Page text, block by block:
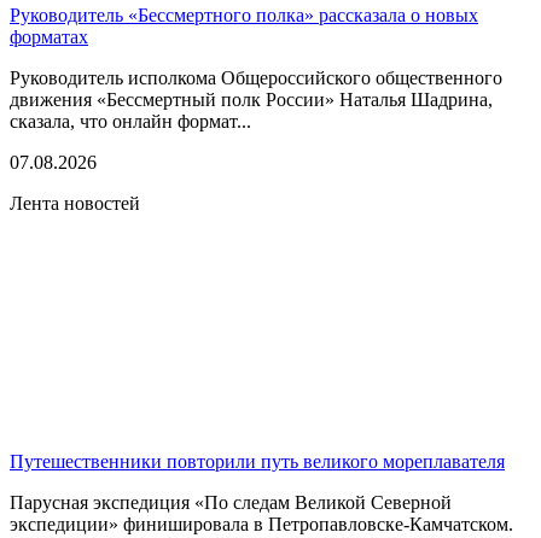
Руководитель «Бессмертного полка» рассказала о новых
форматах
Руководитель исполкома Общероссийского общественного
движения «Бессмертный полк России» Наталья Шадрина,
сказала, что онлайн формат...
07.08.2026
Лента новостей
Путешественники повторили путь великого мореплавателя
Парусная экспедиция «По следам Великой Северной
экспедиции» финишировала в Петропавловске-Камчатском.